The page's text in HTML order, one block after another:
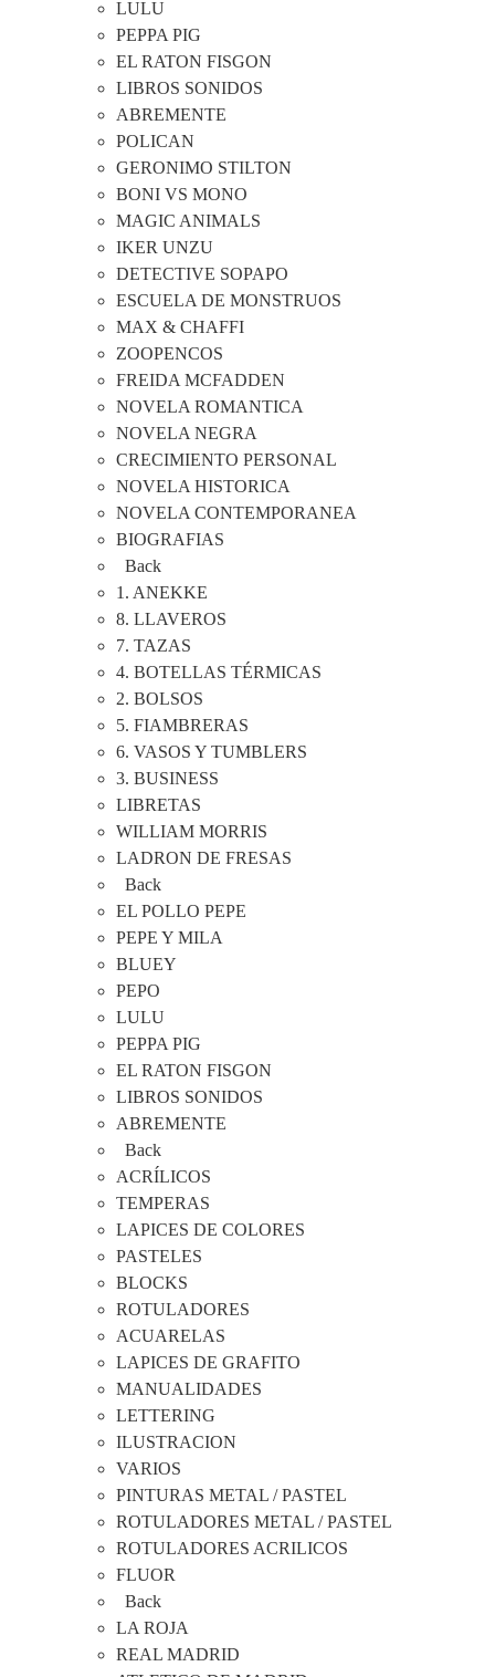
LULU
PEPPA PIG
EL RATON FISGON
LIBROS SONIDOS
ABREMENTE
POLICAN
GERONIMO STILTON
BONI VS MONO
MAGIC ANIMALS
IKER UNZU
DETECTIVE SOPAPO
ESCUELA DE MONSTRUOS
MAX & CHAFFI
ZOOPENCOS
FREIDA MCFADDEN
NOVELA ROMANTICA
NOVELA NEGRA
CRECIMIENTO PERSONAL
NOVELA HISTORICA
NOVELA CONTEMPORANEA
BIOGRAFIAS
Back
1. ANEKKE
8. LLAVEROS
7. TAZAS
4. BOTELLAS TÉRMICAS
2. BOLSOS
5. FIAMBRERAS
6. VASOS Y TUMBLERS
3. BUSINESS
LIBRETAS
WILLIAM MORRIS
LADRON DE FRESAS
Back
EL POLLO PEPE
PEPE Y MILA
BLUEY
PEPO
LULU
PEPPA PIG
EL RATON FISGON
LIBROS SONIDOS
ABREMENTE
Back
ACRÍLICOS
TEMPERAS
LAPICES DE COLORES
PASTELES
BLOCKS
ROTULADORES
ACUARELAS
LAPICES DE GRAFITO
MANUALIDADES
LETTERING
ILUSTRACION
VARIOS
PINTURAS METAL / PASTEL
ROTULADORES METAL / PASTEL
ROTULADORES ACRILICOS
FLUOR
Back
LA ROJA
REAL MADRID